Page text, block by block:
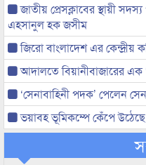
জাতীয় প্রেসক্লাবের স্থায়ী
এহসানুল হক জসীম
জিরো বাংলাদেশ এর কেন্দ্রীয়
আদালতে বিয়ানীবাজারের এক
‘সেনাবাহিনী পদক’ পেলেন
ভয়াবহ ভূমিকম্পে কেঁপে